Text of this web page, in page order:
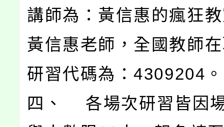
講師為：黃信惠的瘋狂
黃信惠老師，全國教師
研習代碼為：4309204。
四、 各場次研習皆因